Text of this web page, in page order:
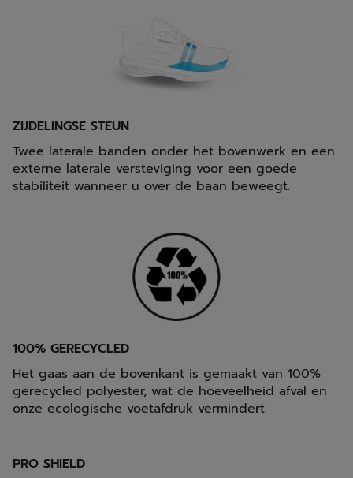
ZIJDELINGSE STEUN
Twee laterale banden onder het bovenwerk en een
externe laterale versteviging voor een goede
stabiliteit wanneer u over de baan beweegt.
100% GERECYCLED
Het gaas aan de bovenkant is gemaakt van 100%
gerecycled polyester, wat de hoeveelheid afval en
onze ecologische voetafdruk vermindert.
PRO SHIELD